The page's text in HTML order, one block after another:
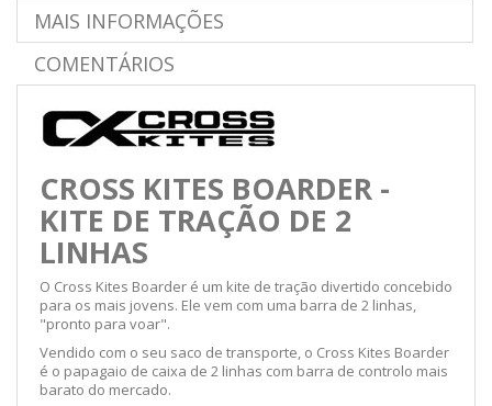
MAIS INFORMAÇÕES
COMENTÁRIOS
CROSS KITES BOARDER -
KITE DE TRAÇÃO DE 2
LINHAS
O Cross Kites Boarder é um kite de tração divertido concebido
para os mais jovens. Ele vem com uma barra de 2 linhas,
"pronto para voar".
Vendido com o seu saco de transporte, o Cross Kites Boarder
é o papagaio de caixa de 2 linhas com barra de controlo mais
barato do mercado.